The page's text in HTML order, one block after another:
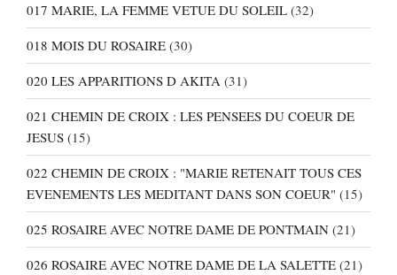
017 MARIE, LA FEMME VETUE DU SOLEIL (32)
018 MOIS DU ROSAIRE (30)
020 LES APPARITIONS D AKITA (31)
021 CHEMIN DE CROIX : LES PENSEES DU COEUR DE
JESUS (15)
022 CHEMIN DE CROIX : "MARIE RETENAIT TOUS CES
EVENEMENTS LES MEDITANT DANS SON COEUR" (15)
025 ROSAIRE AVEC NOTRE DAME DE PONTMAIN (21)
026 ROSAIRE AVEC NOTRE DAME DE LA SALETTE (21)